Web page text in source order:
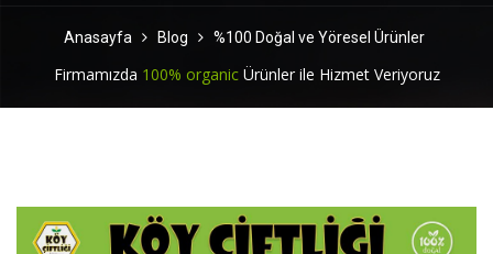
Anasayfa Blog %100 Doğal ve Yöresel Ürünler
Firmamızda 100% organicÜrünler ile Hizmet Veriyoruz